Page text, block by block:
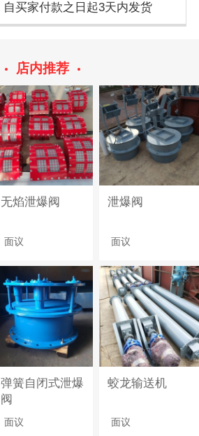
自买家付款之日起3天内发货
店内推荐
无焰泄爆阀
面议
泄爆阀
面议
弹簧自闭式泄爆
阀
面议
蛟龙输送机
面议